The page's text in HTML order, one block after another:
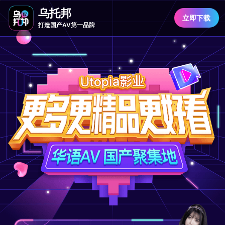
乌托邦
打造国产AV第一品牌
立即下载